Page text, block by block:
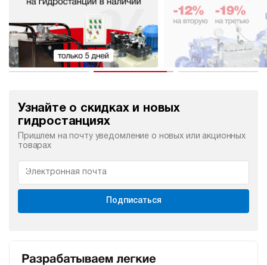
Узнайте о скидках и новых
гидростанциях
Пришлем на почту уведомление о новых или акционных
товарах
Подписаться